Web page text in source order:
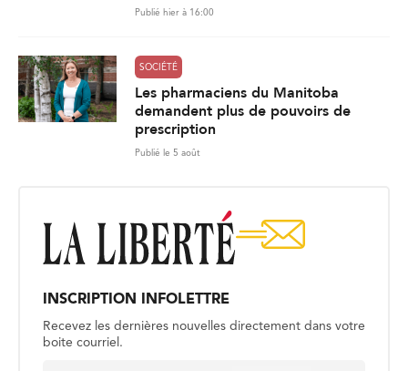
Publié hier à 16:00
SOCIÉTÉ
Les pharmaciens du Manitoba
demandent plus de pouvoirs de
prescription
Publié le 5 août
INSCRIPTION INFOLETTRE
Recevez les dernières nouvelles directement dans votre
boite courriel.